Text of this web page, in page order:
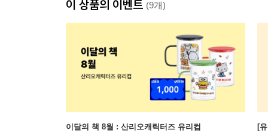
이 상품의 이벤트 (9개)
이달의 책 8월 : 산리오캐릭터즈 유리컵
[